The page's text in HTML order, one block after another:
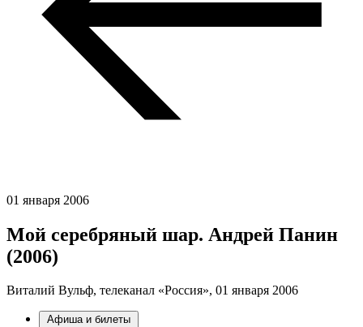
01 января 2006
Мой серебряный шар. Андрей Панин
(2006)
Виталий Вульф, телеканал «Россия», 01 января 2006
Афиша и билеты